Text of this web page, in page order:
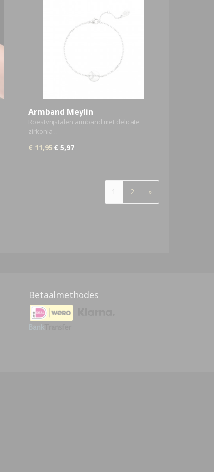
Armband Meylin
Roestvrijstalen armband met delicate
zirkonia…
€ 11,95 € 5,97
1 2 »
Betaalmethodes